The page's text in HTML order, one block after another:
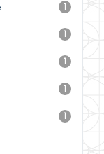
1
1
1
1
1